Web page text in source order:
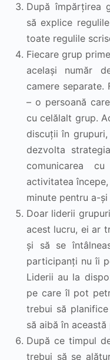
După împărțirea
să explice
toate regulile
Fiecare grup
același număr
camere separate.
– o persoană
cu celălalt grup.
discuții în
dezvolta
comunicarea
activitatea
minute pentru a-
Doar liderii
acest lucru, ei ar
și să se
participanți nu îi
Liderii au la
pe care îl pot
trebui să
să aibă în această
După ce timpul
trebui să se